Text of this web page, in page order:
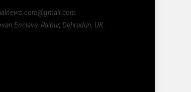
Enclave, Raipur, Dehradun, UK.